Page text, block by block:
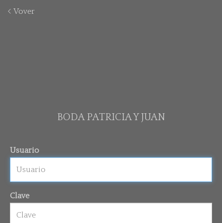
Vover
BODA PATRICIA Y JUAN
Usuario
Clave